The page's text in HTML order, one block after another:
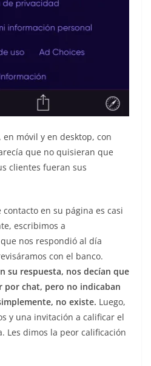
móvil y en desktop, con
que no quisieran que
clientes fueran sus
en su página es casi
escribimos a
nos respondió al día
con el banco.
su respuesta, nos decían que
por chat, pero no indicaban
no existe. Luego,
y una invitación a calificar el
Les dimos la peor calificación